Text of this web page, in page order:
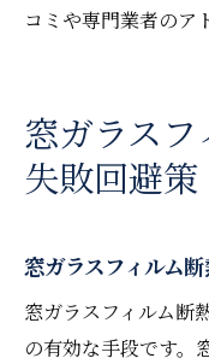
コミや専門業者のア
窓ガラスフ
失敗回避策
窓ガラスフィルム
窓ガラスフィルム断
の有効な手段です。